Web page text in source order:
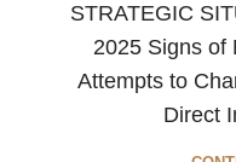
STRATEGIC
2025 Signs of
Attempts to
Direct